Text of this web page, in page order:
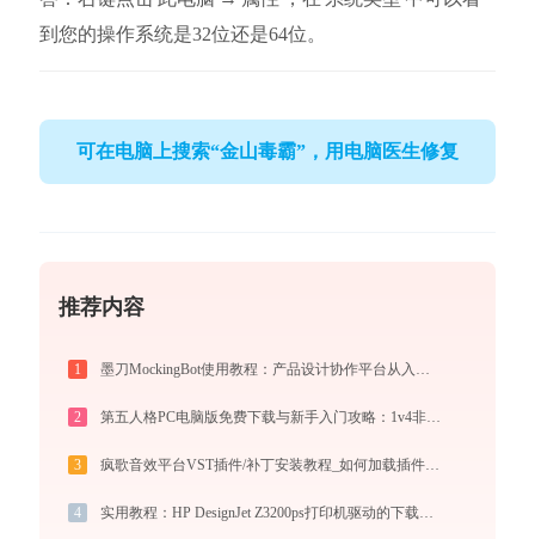
到您的操作系统是32位还是64位。
可在电脑上搜索“金山毒霸”，用电脑医生修复
推荐内容
1
2 第五人格PC电脑版免费下载与新手入门攻略：1v4非对称竞技的极致体验
3 疯歌音效平台VST插件/补丁安装教程_如何加载插件效果包
4